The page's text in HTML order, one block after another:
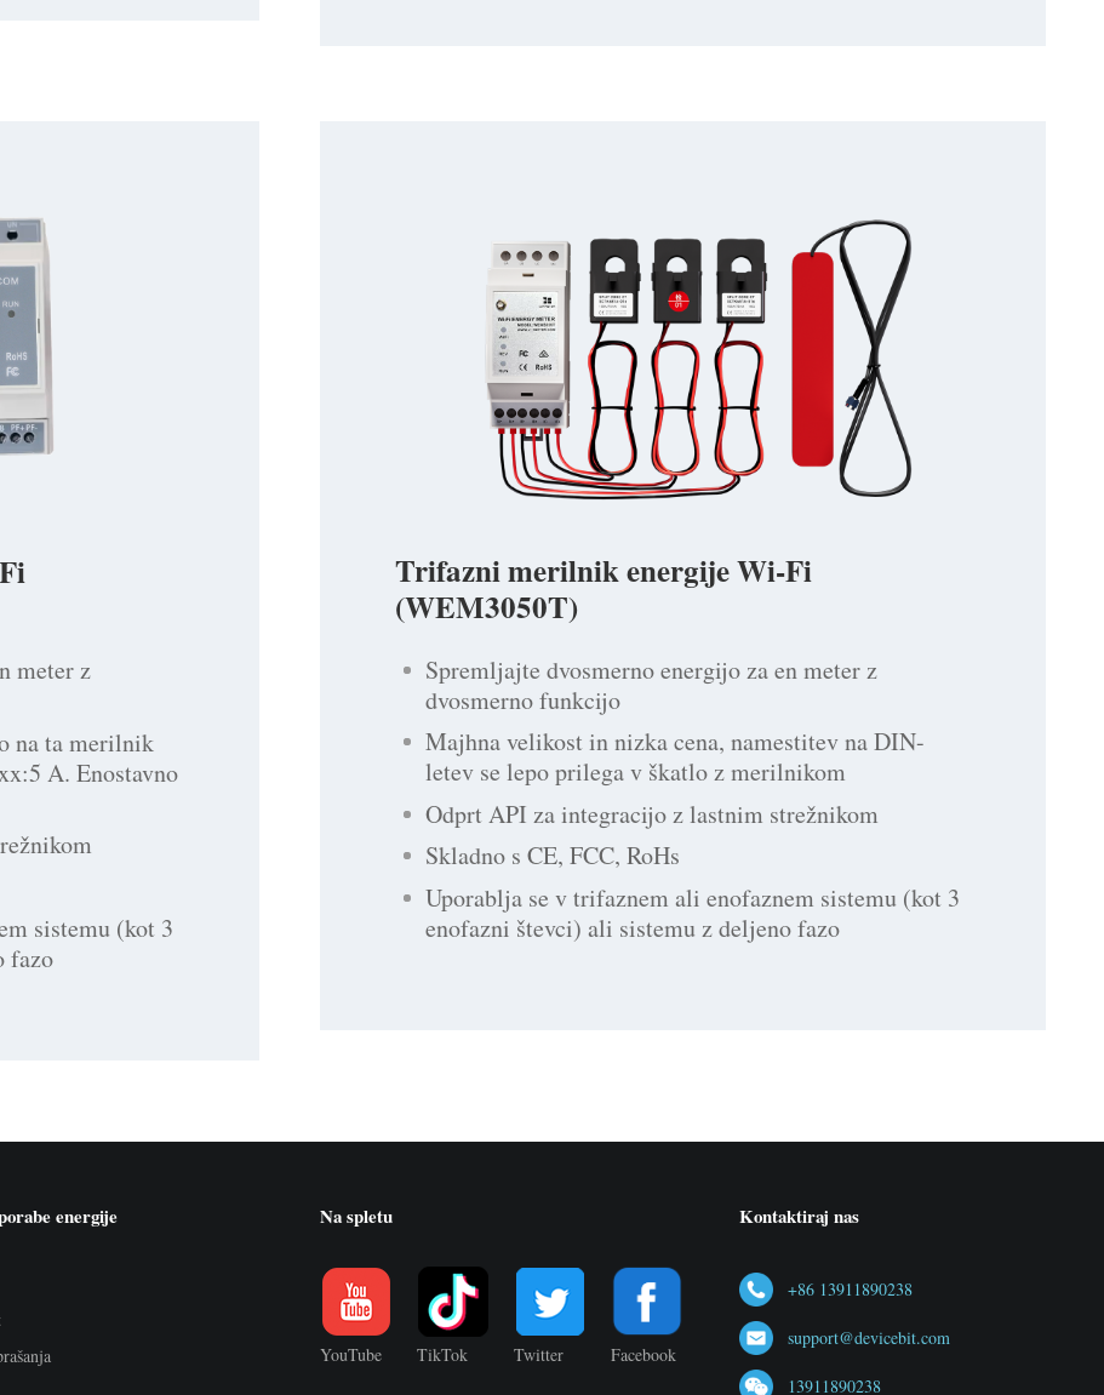
meter z
na ta merilnik
A. Enostavno
sistemu (kot 3
fazo
Trifazni merilnik energije Wi-Fi
(WEM3050T)
Spremljajte dvosmerno energijo za en meter z
dvosmerno funkcijo
Majhna velikost in nizka cena, namestitev na DIN-
letev se lepo prilega v škatlo z merilnikom
Odprt API za integracijo z lastnim strežnikom
Skladno s CE, FCC, RoHs
Uporablja se v trifaznem ali enofaznem sistemu (kot 3
enofazni števci) ali sistemu z deljeno fazo
energije Na spletu
YouTube TikTok Twitter Facebook
Kontaktiraj nas
+86 13911890238
support@devicebit.com
13911890238